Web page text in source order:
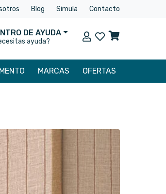
Blog Simula Contacto
DE AYUDA
ayuda?
Mi cuenta
MARCAS OFERTAS